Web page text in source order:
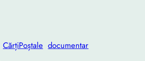
CărțiPoștale documentar